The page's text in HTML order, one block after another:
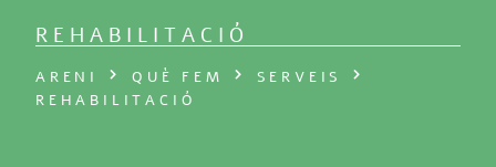
REHABILITACIÓ
ARENI QUÈ FEM
SERVEIS
REHABILITACIÓ